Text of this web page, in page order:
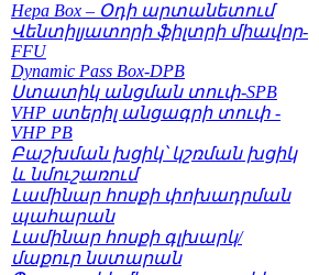
Hepa Box – Օդի արտանետում
Վենտիլյատորի ֆիլտրի միավոր-
FFU
Dynamic Pass Box-DPB
Ստատիկ անցման տուփ-SPB
VHP ստերիլ անցագրի տուփ -
VHP PB
Բաշխման խցիկ՝ կշռման խցիկ
և նմուշառում
Լամինար հոսքի փոխադրման
պահարան
Լամինար հոսքի գլխարկ/
մաքուր նստարան